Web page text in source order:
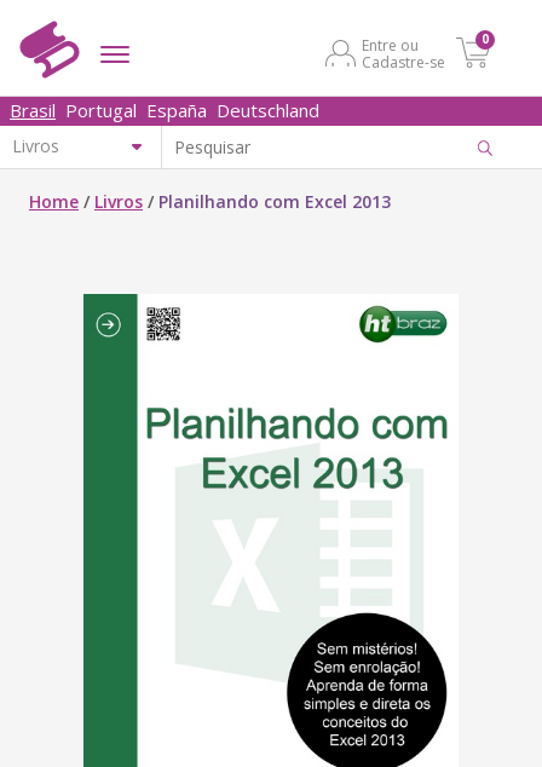
Entre ou
Cadastre-se
0
Brasil Portugal España Deutschland
Home / Livros / Planilhando com Excel 2013